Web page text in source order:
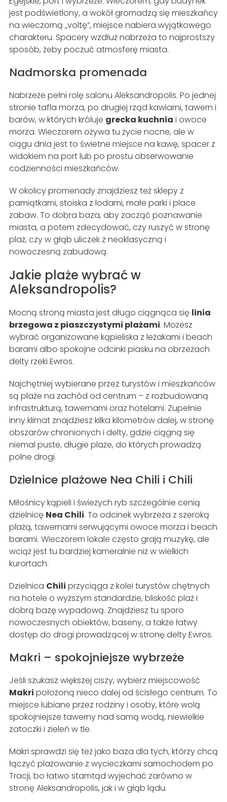
jest podświetlony, a wokół gromadzą się mieszkańcy
na wieczorną „voltę”, miejsce nabiera wyjątkowego
charakteru. Spacery wzdłuż nabrzeża to najprostszy
sposób, żeby poczuć atmosferę miasta.
Nadmorska promenada
Nabrzeże pełni rolę salonu Aleksandropolis. Po jednej
stronie tafla morza, po drugiej rząd kawiarni, tawern i
barów, w których króluje grecka kuchnia i owoce
morza. Wieczorem ożywa tu życie nocne, ale w
ciągu dnia jest to świetne miejsce na kawę, spacer z
widokiem na port lub po prostu obserwowanie
codzienności mieszkańców.
W okolicy promenady znajdziesz też sklepy z
pamiątkami, stoiska z lodami, małe parki i place
zabaw. To dobra baza, aby zacząć poznawanie
miasta, a potem zdecydować, czy ruszyć w stronę
plaż, czy w głąb uliczek z neoklasyczną i
nowoczesną zabudową.
Jakie plaże wybrać w
Aleksandropolis?
Mocną stroną miasta jest długo ciągnąca się linia
brzegowa z piaszczystymi plażami. Możesz
wybrać organizowane kąpieliska z leżakami i beach
barami albo spokojne odcinki piasku na obrzeżach
delty rzeki Ewros.
Najchętniej wybierane przez turystów i mieszkańców
są plaże na zachód od centrum – z rozbudowaną
infrastrukturą, tawernami oraz hotelami. Zupełnie
inny klimat znajdziesz kilka kilometrów dalej, w stronę
obszarów chronionych i delty, gdzie ciągną się
niemal puste, długie plaże, do których prowadzą
polne drogi.
Dzielnice plażowe Nea Chili i Chili
Miłośnicy kąpieli i świeżych ryb szczególnie cenią
dzielnicę Nea Chili. To odcinek wybrzeża z szeroką
plażą, tawernami serwującymi owoce morza i beach
barami. Wieczorem lokale często grają muzykę, ale
wciąż jest tu bardziej kameralnie niż w wielkich
kurortach.
Dzielnica Chili przyciąga z kolei turystów chętnych
na hotele o wyższym standardzie, bliskość plaż i
dobrą bazę wypadową. Znajdziesz tu sporo
nowoczesnych obiektów, baseny, a także łatwy
dostęp do drogi prowadzącej w stronę delty Ewros.
Makri – spokojniejsze wybrzeże
Jeśli szukasz większej ciszy, wybierz miejscowość
Makri położoną nieco dalej od ścisłego centrum. To
miejsce lubiane przez rodziny i osoby, które wolą
spokojniejsze tawerny nad samą wodą, niewielkie
zatoczki i zieleń w tle.
Makri sprawdzi się też jako baza dla tych, którzy chcą
łączyć plażowanie z wycieczkami samochodem po
Tracji, bo łatwo stamtąd wyjechać zarówno w
stronę Aleksandropolis, jak i w głąb lądu.